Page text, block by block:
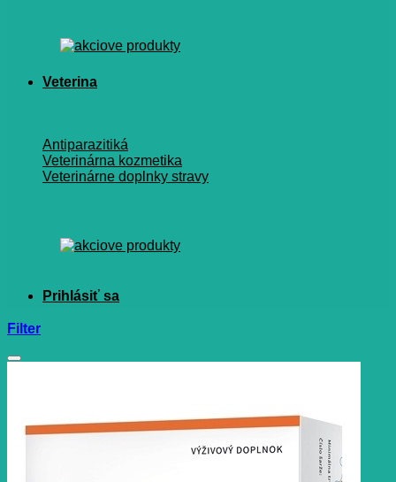
Veterina
Antiparazitiká
Veterinárna kozmetika
Veterinárne doplnky stravy
Filter